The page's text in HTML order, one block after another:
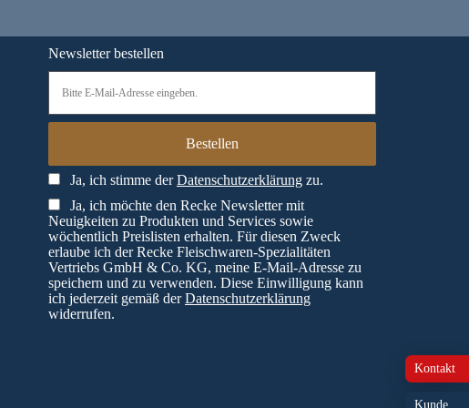
Kontakt
Kunde
Newsletter bestellen
Ja, ich stimme derDatenschutzerklärung zu.
Ja, ich möchte den Recke Newsletter mit
Neuigkeiten zu Produkten und Services sowie
wöchentlich Preislisten erhalten. Für diesen Zweck
erlaube ich der Recke Fleischwaren-Spezialitäten
Vertriebs GmbH & Co. KG, meine E-Mail-Adresse zu
speichern und zu verwenden. Diese Einwilligung kann
ich jederzeit gemäß derDatenschutzerklärung
widerrufen.